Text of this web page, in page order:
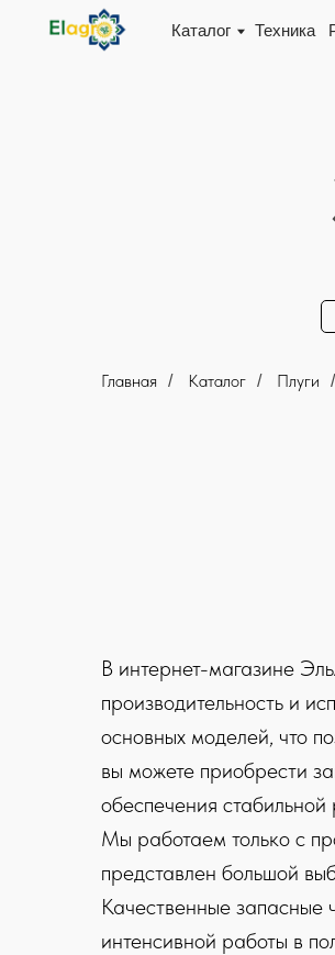
Каталог Техника
Главная / Каталог / Плуги /
В интернет-магазине
производительность и
основных моделей, что
вы можете приобрести
обеспечения
Мы работаем только с
представлен большой
Качественные запасные
интенсивной работы в